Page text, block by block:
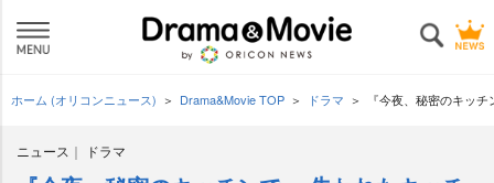
ホーム (オリコンニュース) Drama&Movie TOP ドラマ 『今夜、秘密のキッ
ニュース ドラマ